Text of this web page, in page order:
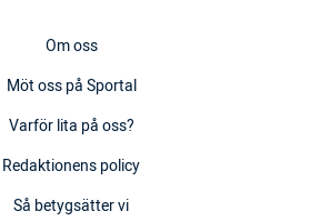
Om oss
Möt oss på Sportal
Varför lita på oss?
Redaktionens policy
Så betygsätter vi